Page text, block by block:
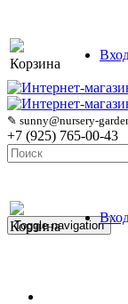
Корзина
✎ sunny@nursery-
+7 (925) 765-00-43
Корзина
Toggle navigation